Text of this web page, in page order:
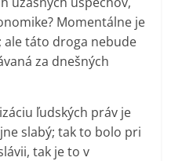
Momentálne je
táto droga nebude
za dnešných
ľudských práv je
slabý; tak to bolo pri
tak je to v